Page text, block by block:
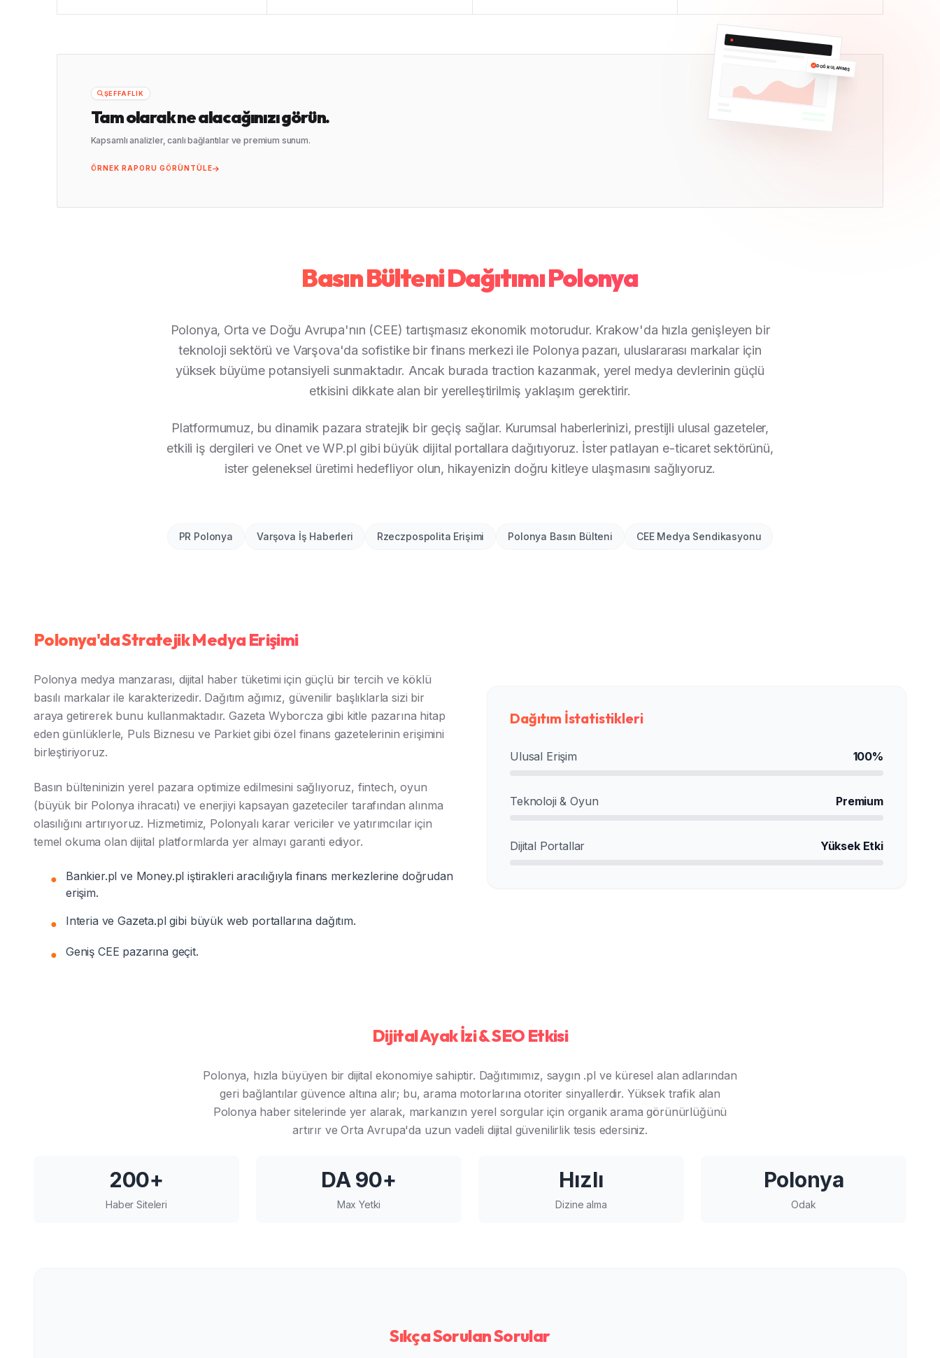
ŞEFFAFLIK
Tam olarak ne alacağınızı görün.
Kapsamlı analizler, canlı bağlantılar ve premium sunum.
ÖRNEK RAPORU GÖRÜNTÜLE
DOĞRULANMIŞ
Basın Bülteni Dağıtımı Polonya
Polonya, Orta ve Doğu Avrupa'nın (CEE) tartışmasız ekonomik motorudur. Krakow'da hızla genişleyen bir
teknoloji sektörü ve Varşova'da sofistike bir finans merkezi ile Polonya pazarı, uluslararası markalar için
yüksek büyüme potansiyeli sunmaktadır. Ancak burada traction kazanmak, yerel medya devlerinin güçlü
etkisini dikkate alan bir yerelleştirilmiş yaklaşım gerektirir.
Platformumuz, bu dinamik pazara stratejik bir geçiş sağlar. Kurumsal haberlerinizi, prestijli ulusal gazeteler,
etkili iş dergileri ve Onet ve WP.pl gibi büyük dijital portallara dağıtıyoruz. İster patlayan e-ticaret sektörünü,
ister geleneksel üretimi hedefliyor olun, hikayenizin doğru kitleye ulaşmasını sağlıyoruz.
PR Polonya Varşova İş Haberleri Rzeczpospolita Erişimi Polonya Basın Bülteni CEE Medya Sendikasyonu
Polonya'da Stratejik Medya Erişimi
Polonya medya manzarası, dijital haber tüketimi için güçlü bir tercih ve köklü
basılı markalar ile karakterizedir. Dağıtım ağımız, güvenilir başlıklarla sizi bir
araya getirerek bunu kullanmaktadır. Gazeta Wyborcza gibi kitle pazarına hitap
eden günlüklerle, Puls Biznesu ve Parkiet gibi özel finans gazetelerinin erişimini
birleştiriyoruz.
Basın bülteninizin yerel pazara optimize edilmesini sağlıyoruz, fintech, oyun
(büyük bir Polonya ihracatı) ve enerjiyi kapsayan gazeteciler tarafından alınma
olasılığını artırıyoruz. Hizmetimiz, Polonyalı karar vericiler ve yatırımcılar için
temel okuma olan dijital platformlarda yer almayı garanti ediyor.
●
Bankier.pl ve Money.pl iştirakleri aracılığıyla finans merkezlerine doğrudan
erişim.
● Interia ve Gazeta.pl gibi büyük web portallarına dağıtım.
● Geniş CEE pazarına geçit.
Dağıtım İstatistikleri
Ulusal Erişim 100%
Teknoloji & Oyun Premium
Dijital Portallar Yüksek Etki
Dijital Ayak İzi & SEO Etkisi
Polonya, hızla büyüyen bir dijital ekonomiye sahiptir. Dağıtımımız, saygın .pl ve küresel alan adlarından
geri bağlantılar güvence altına alır; bu, arama motorlarına otoriter sinyallerdir. Yüksek trafik alan
Polonya haber sitelerinde yer alarak, markanızın yerel sorgular için organik arama görünürlüğünü
artırır ve Orta Avrupa'da uzun vadeli dijital güvenilirlik tesis edersiniz.
200+
Haber Siteleri
DA 90+
Max Yetki
Hızlı
Dizine alma
Polonya
Odak
Sıkça Sorulan Sorular